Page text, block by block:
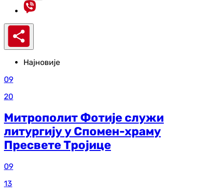
Најновије
09
20
Митрополит Фотије служи
литургију у Спомен-храму
Пресвете Тројице
09
13